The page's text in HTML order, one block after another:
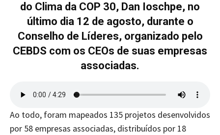
do Clima da COP 30, Dan Ioschpe, no
último dia 12 de agosto, durante o
Conselho de Líderes, organizado pelo
CEBDS com os CEOs de suas empresas
associadas.
Ao todo, foram mapeados 135 projetos desenvolvidos
por 58 empresas associadas, distribuídos por 18